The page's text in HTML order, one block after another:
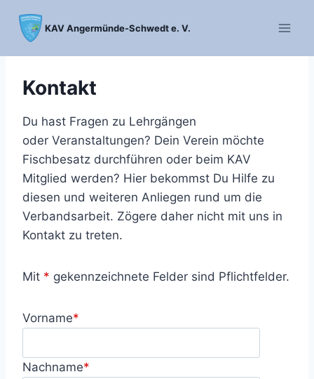
Inhalt
springen
KAV Angermünde-Schwedt e. V.
Kontakt
Du hast Fragen zu Lehrgängen
oder Veranstaltungen? Dein Verein möchte
Fischbesatz durchführen oder beim KAV
Mitglied werden? Hier bekommst Du Hilfe zu
diesen und weiteren Anliegen rund um die
Verbandsarbeit. Zögere daher nicht mit uns in
Kontakt zu treten.
Mit * gekennzeichnete Felder sind Pflichtfelder.
Vorname*
Nachname*